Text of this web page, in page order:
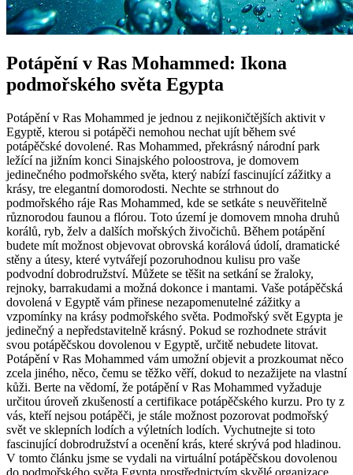
Potápění v Ras Mohammed: Ikona
podmořského světa Egypta
Potápění v Ras Mohammed je jednou z nejikoničtějších aktivit v
Egyptě, kterou si potápěči nemohou nechat ujít během své
potápěčské dovolené. Ras Mohammed, překrásný národní park
ležící na jižním konci Sinajského poloostrova, je domovem
jedinečného podmořského světa, který nabízí fascinující zážitky a
krásy, tre elegantní domorodosti. Nechte se strhnout do
podmořského ráje Ras Mohammed, kde se setkáte s neuvěřitelně
různorodou faunou a flórou. Toto území je domovem mnoha druhů
korálů, ryb, želv a dalších mořských živočichů. Během potápění
budete mít možnost objevovat obrovská korálová údolí, dramatické
stěny a útesy, které vytvářejí pozoruhodnou kulisu pro vaše
podvodní dobrodružství. Můžete se těšit na setkání se žraloky,
rejnoky, barrakudami a možná dokonce i mantami. Vaše potápěčská
dovolená v Egyptě vám přinese nezapomenutelné zážitky a
vzpomínky na krásy podmořského světa. Podmořský svět Egypta je
jedinečný a nepředstavitelně krásný. Pokud se rozhodnete strávit
svou potápěčskou dovolenou v Egyptě, určitě nebudete litovat.
Potápění v Ras Mohammed vám umožní objevit a prozkoumat něco
zcela jiného, něco, čemu se těžko věří, dokud to nezažijete na vlastní
kůži. Berte na vědomí, že potápění v Ras Mohammed vyžaduje
určitou úroveň zkušeností a certifikace potápěčského kurzu. Pro ty z
vás, kteří nejsou potápěči, je stále možnost pozorovat podmořský
svět ve sklepních lodích a výletních lodích. Vychutnejte si toto
fascinující dobrodružství a ocenění krás, které skrývá pod hladinou.
V tomto článku jsme se vydali na virtuální potápěčskou dovolenou